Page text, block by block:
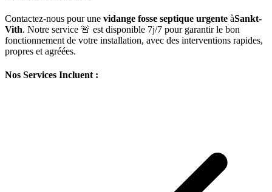
Contactez-nous pour une vidange fosse septique urgente àSankt-
Vith. Notre service 🚨 est disponible 7j/7 pour garantir le bon
fonctionnement de votre installation, avec des interventions rapides,
propres et agréées.
Nos Services Incluent :